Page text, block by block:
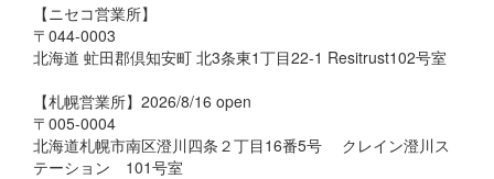
【ニセコ営業所】
〒044-0003
北海道 虻田郡倶知安町 北3条東1丁目22-1 Resitrust102号室
【札幌営業所】2026/8/16 open
〒005-0004
北海道札幌市南区澄川四条２丁目16番5号 クレイン澄川ス
テーション 101号室